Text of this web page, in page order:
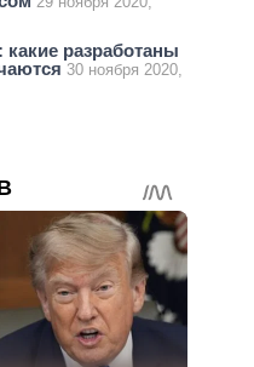
разработаны
30 ноября 2020,